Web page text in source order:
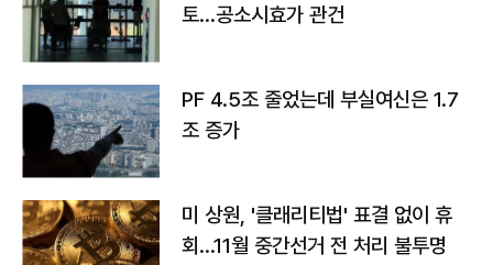
토…공소시효가 관건
PF 4.5조 줄었는데 부실여신은 1.7
조 증가
미 상원, '클래리티법' 표결 없이 휴
회…11월 중간선거 전 처리 불투명